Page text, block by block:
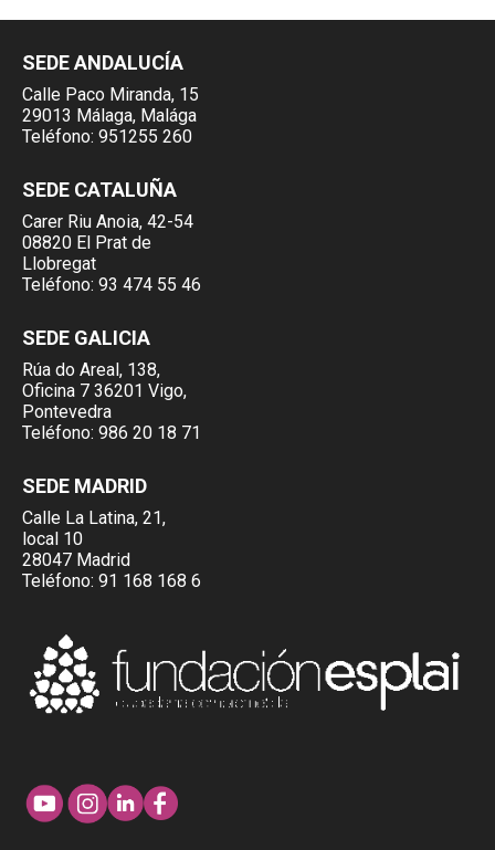
SEDE ANDALUCÍA
Calle Paco Miranda, 15
29013 Málaga, Malága
Teléfono: 951255 260
SEDE CATALUÑA
Carer Riu Anoia, 42-54
08820 El Prat de
Llobregat
Teléfono: 93 474 55 46
SEDE GALICIA
Rúa do Areal, 138,
Oficina 7 36201 Vigo,
Pontevedra
Teléfono: 986 20 18 71
SEDE MADRID
Calle La Latina, 21,
local 10
28047 Madrid
Teléfono: 91 168 168 6